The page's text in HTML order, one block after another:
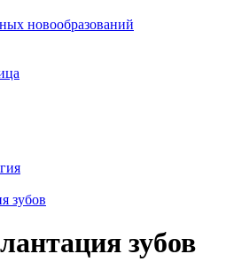
новообразований
зубов
зубов